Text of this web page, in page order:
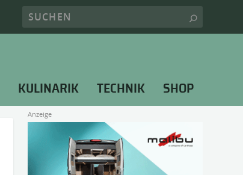
KULINARIK TECHNIK SHOP
Anzeige